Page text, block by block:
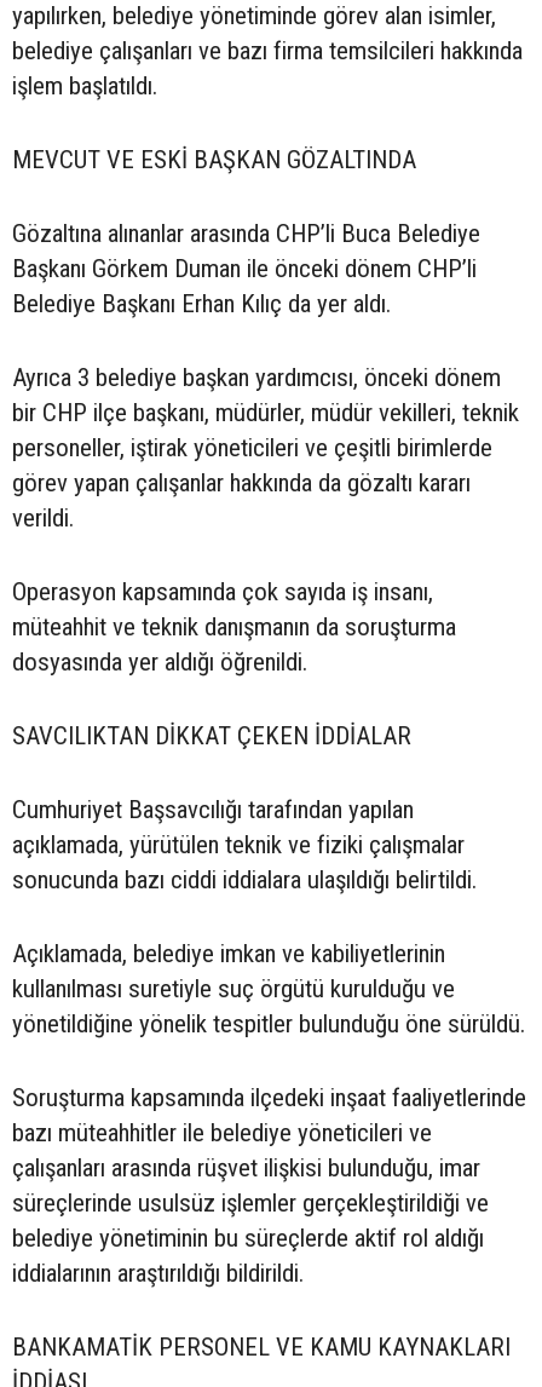
yapılırken, belediye yönetiminde görev alan isimler,
belediye çalışanları ve bazı firma temsilcileri hakkında
işlem başlatıldı.
MEVCUT VE ESKİ BAŞKAN GÖZALTINDA
Gözaltına alınanlar arasında CHP’li Buca Belediye
Başkanı Görkem Duman ile önceki dönem CHP’li
Belediye Başkanı Erhan Kılıç da yer aldı.
Ayrıca 3 belediye başkan yardımcısı, önceki dönem
bir CHP ilçe başkanı, müdürler, müdür vekilleri, teknik
personeller, iştirak yöneticileri ve çeşitli birimlerde
görev yapan çalışanlar hakkında da gözaltı kararı
verildi.
Operasyon kapsamında çok sayıda iş insanı,
müteahhit ve teknik danışmanın da soruşturma
dosyasında yer aldığı öğrenildi.
SAVCILIKTAN DİKKAT ÇEKEN İDDİALAR
Cumhuriyet Başsavcılığı tarafından yapılan
açıklamada, yürütülen teknik ve fiziki çalışmalar
sonucunda bazı ciddi iddialara ulaşıldığı belirtildi.
Açıklamada, belediye imkan ve kabiliyetlerinin
kullanılması suretiyle suç örgütü kurulduğu ve
yönetildiğine yönelik tespitler bulunduğu öne sürüldü.
Soruşturma kapsamında ilçedeki inşaat faaliyetlerinde
bazı müteahhitler ile belediye yöneticileri ve
çalışanları arasında rüşvet ilişkisi bulunduğu, imar
süreçlerinde usulsüz işlemler gerçekleştirildiği ve
belediye yönetiminin bu süreçlerde aktif rol aldığı
iddialarının araştırıldığı bildirildi.
BANKAMATİK PERSONEL VE KAMU KAYNAKLARI